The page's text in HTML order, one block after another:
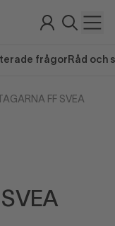
frågor Råd och
FF SVEA